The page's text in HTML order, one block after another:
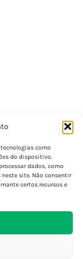
tecnologias como
do dispositivo.
dados, como
site. Não consentir
certos recursos e